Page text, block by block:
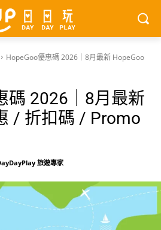
HopeGoo優惠碼 2026｜8月最新 HopeGoo
碼 2026｜8月最新
/ 折扣碼 / Promo
旅遊專家